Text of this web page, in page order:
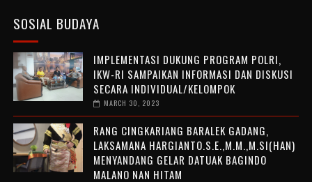
SOSIAL BUDAYA
IMPLEMENTASI DUKUNG PROGRAM POLRI,
IKW-RI SAMPAIKAN INFORMASI DAN DISKUSI
SECARA INDIVIDUAL/KELOMPOK
MARCH 30, 2023
RANG CINGKARIANG BARALEK GADANG,
LAKSAMANA HARGIANTO.S.E.,M.M.,M.SI(HAN)
MENYANDANG GELAR DATUAK BAGINDO
MALANO NAN HITAM